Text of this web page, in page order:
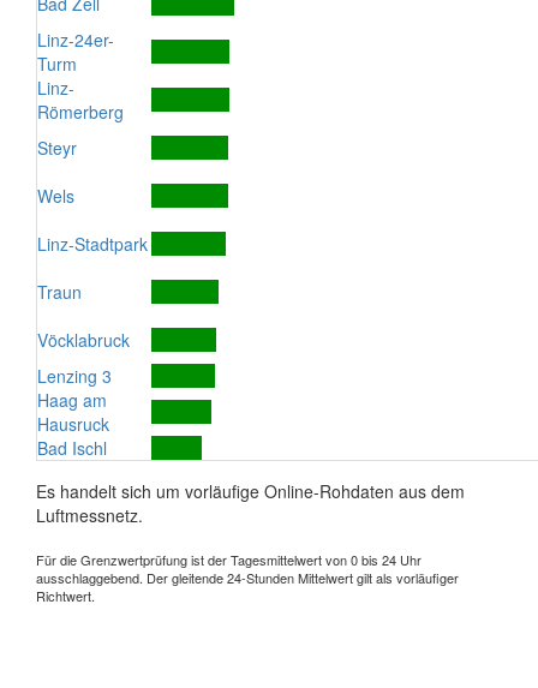
Linz-24er-
Turm
Linz-
Römerberg
Steyr
Wels
Linz-Stadtpark
Traun
Vöcklabruck
Lenzing 3
Haag am
Hausruck
Bad Ischl
Es handelt sich um vorläufige Online-Rohdaten aus dem
Luftmessnetz.
Für die Grenzwertprüfung ist der Tagesmittelwert von 0 bis 24 Uhr
ausschlaggebend. Der gleitende 24-Stunden Mittelwert gilt als vorläufiger
Richtwert.